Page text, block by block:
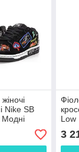
Nike SB
весна
Low
3